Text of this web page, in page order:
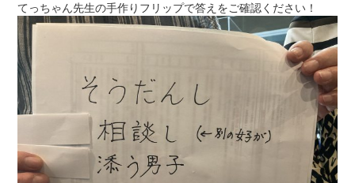
てっちゃん先生の手作りフリップで答えをご確認ください！